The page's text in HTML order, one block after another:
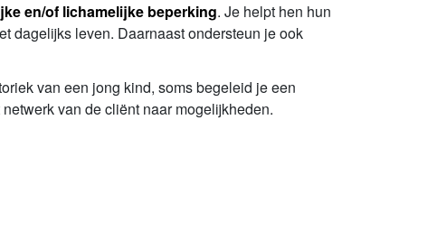
en/of lichamelijke beperking. Je helpt hen hun
dagelijks leven. Daarnaast ondersteun je ook
van een jong kind, soms begeleid je een
van de cliënt naar mogelijkheden.